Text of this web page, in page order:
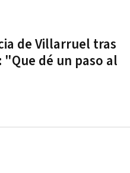
de Villarruel tras
"Que dé un paso al